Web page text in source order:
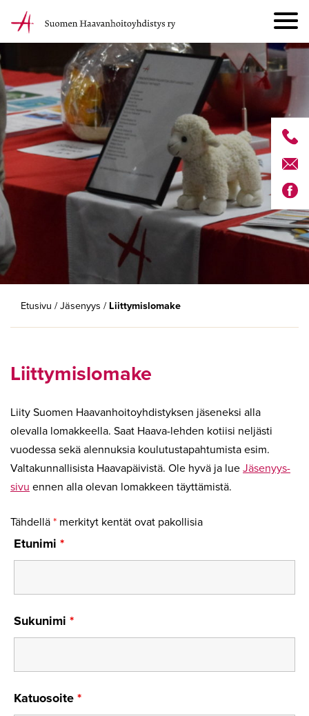
Etusivu /Jäsenyys / Liittymislomake
Liittymislomake
Liity Suomen Haavanhoitoyhdistyksen jäseneksi alla
olevalla lomakkeella. Saat Haava-lehden kotiisi neljästi
vuodessa sekä alennuksia koulutustapahtumista esim.
Valtakunnallisista Haavapäivistä. Ole hyvä ja lueJäsenyys-
sivu ennen alla olevan lomakkeen täyttämistä.
Tähdellä* merkityt kentät ovat pakollisia
Etunimi *
Sukunimi *
Katuosoite*